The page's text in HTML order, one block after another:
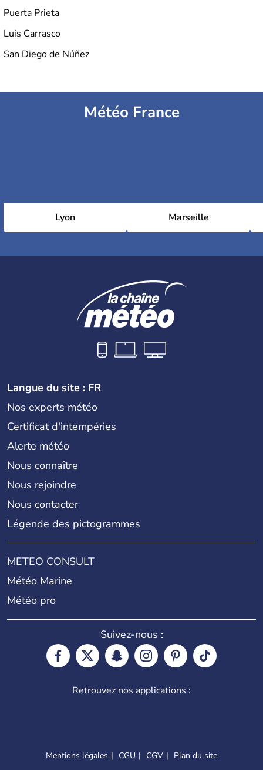
Puerta Prieta
Luis Carrasco
San Diego de Núñez
Météo France
Lyon Marseille
Langue du site : FR
Nos experts météo
Certificat d'intempéries
Alerte météo
Nous connaître
Nous rejoindre
Nous contacter
Légende des pictogrammes
METEO CONSULT
Météo Marine
Météo pro
Suivez-nous :
Retrouvez nos applications :
Mentions légales CGU CGV
Plan du site